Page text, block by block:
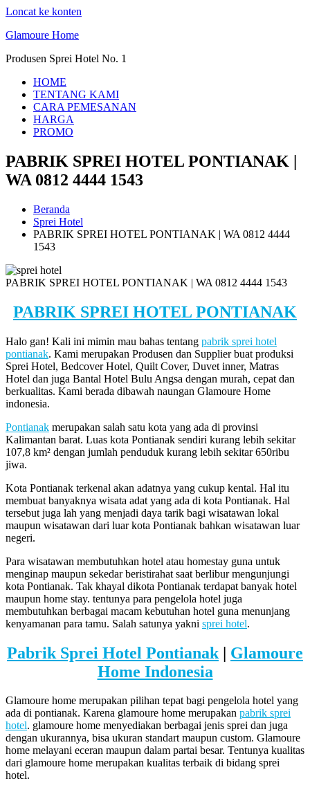
Loncat ke konten
Glamoure Home
Produsen Sprei Hotel No. 1
HOME
TENTANG KAMI
CARA PEMESANAN
HARGA
PROMO
PABRIK SPREI HOTEL PONTIANAK |
WA 0812 4444 1543
Beranda
Sprei Hotel
PABRIK SPREI HOTEL PONTIANAK | WA 0812 4444
1543
PABRIK SPREI HOTEL PONTIANAK | WA 0812 4444 1543
PABRIK SPREI HOTEL PONTIANAK
Halo gan! Kali ini mimin mau bahas tentang pabrik sprei hotel
pontianak. Kami merupakan Produsen dan Supplier buat produksi
Sprei Hotel, Bedcover Hotel, Quilt Cover, Duvet inner, Matras
Hotel dan juga Bantal Hotel Bulu Angsa dengan murah, cepat dan
berkualitas. Kami berada dibawah naungan Glamoure Home
indonesia.
Pontianak merupakan salah satu kota yang ada di provinsi
Kalimantan barat. Luas kota Pontianak sendiri kurang lebih sekitar
107,8 km² dengan jumlah penduduk kurang lebih sekitar 650ribu
jiwa.
Kota Pontianak terkenal akan adatnya yang cukup kental. Hal itu
membuat banyaknya wisata adat yang ada di kota Pontianak. Hal
tersebut juga lah yang menjadi daya tarik bagi wisatawan lokal
maupun wisatawan dari luar kota Pontianak bahkan wisatawan luar
negeri.
Para wisatawan membutuhkan hotel atau homestay guna untuk
menginap maupun sekedar beristirahat saat berlibur mengunjungi
kota Pontianak. Tak khayal dikota Pontianak terdapat banyak hotel
maupun home stay. tentunya para pengelola hotel juga
membutuhkan berbagai macam kebutuhan hotel guna menunjang
kenyamanan para tamu. Salah satunya yakni sprei hotel.
Pabrik Sprei Hotel Pontianak | Glamoure
Home Indonesia
Glamoure home merupakan pilihan tepat bagi pengelola hotel yang
ada di pontianak. Karena glamoure home merupakan pabrik sprei
hotel. glamoure home menyediakan berbagai jenis sprei dan juga
dengan ukurannya, bisa ukuran standart maupun custom. Glamoure
home melayani eceran maupun dalam partai besar. Tentunya kualitas
dari glamoure home merupakan kualitas terbaik di bidang sprei
hotel.